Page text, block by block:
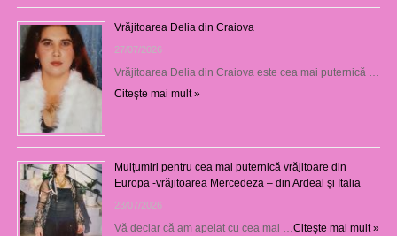
Vrăjitoarea Delia din Craiova
27/07/2026
Vrăjitoarea Delia din Craiova este cea mai puternică …
Citeşte mai mult »
Mulțumiri pentru cea mai puternică vrăjitoare din
Europa -vrăjitoarea Mercedeza – din Ardeal și Italia
23/07/2026
Vă declar că am apelat cu cea mai … Citeşte mai mult »